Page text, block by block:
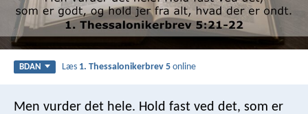
BDAN Læs 1. Thessalonikerbrev 5 online
Men vurder det hele. Hold fast ved det, som er